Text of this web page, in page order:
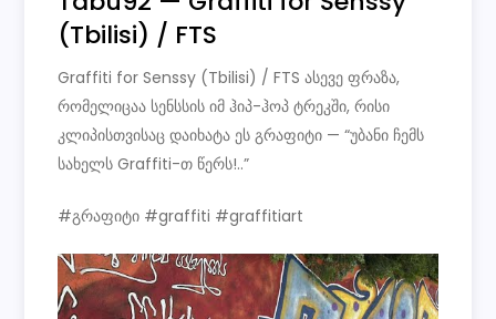
(Tbilisi) / FTS
Graffiti for Senssy (Tbilisi) / FTS ასევე ფრაზა,
რომელიცაა სენსსის იმ ჰიპ-ჰოპ ტრეკში, რისი
კლიპისთვისაც დაიხატა ეს გრაფიტი — “უბანი ჩემს
სახელს Graffiti-თ წერს!..”
#გრაფიტი #graffiti #graffitiart